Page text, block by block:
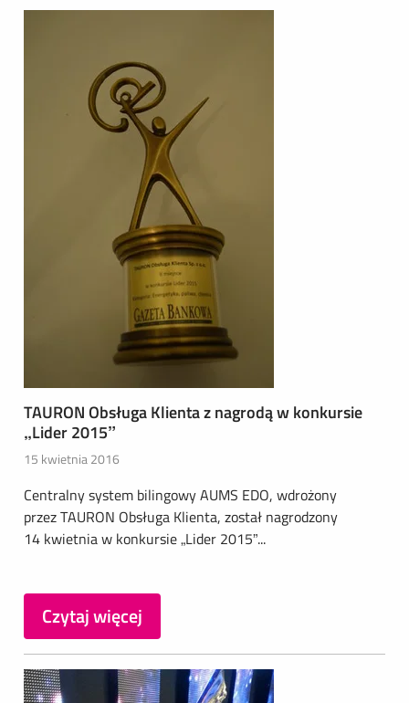
TAURON Obsługa Klienta z nagrodą w konkursie
„Lider 2015”
15 kwietnia 2016
Centralny system bilingowy AUMS EDO, wdrożony
przez TAURON Obsługa Klienta, został nagrodzony
14 kwietnia w konkursie „Lider 2015”...
Czytaj więcej